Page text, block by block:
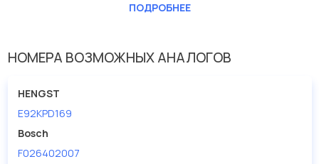
ПОДРОБНЕЕ
НОМЕРА ВОЗМОЖНЫХ АНАЛОГОВ
HENGST
E92KPD169
Bosch
F026402007